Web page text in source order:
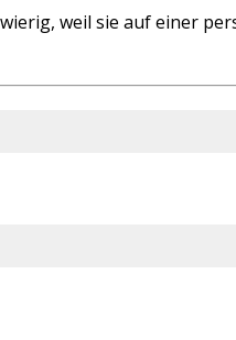
weil sie auf einer